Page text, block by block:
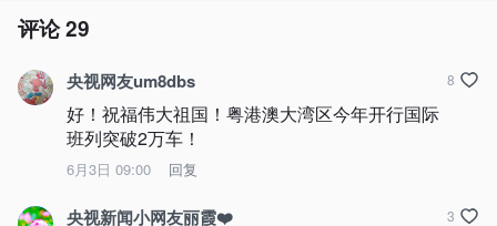
评论29
央视网友um8dbs
好！祝福伟大祖国！粤港澳大湾区今年开行国际
班列突破2万车！
6月3日 09:00 回复
8
央视新闻小网友丽霞❤️ 3